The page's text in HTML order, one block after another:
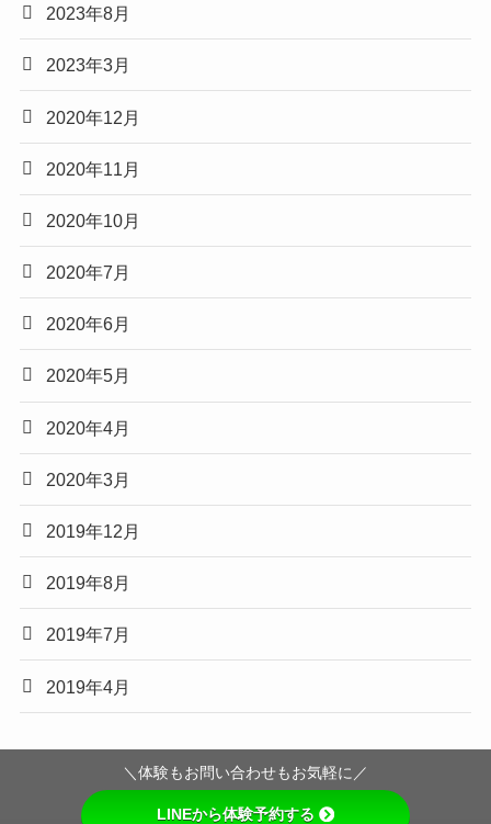
2023年8月
2023年3月
2020年12月
2020年11月
2020年10月
2020年7月
2020年6月
2020年5月
2020年4月
2020年3月
2019年12月
2019年8月
2019年7月
2019年4月
＼体験もお問い合わせもお気軽に／
LINEから体験予約する